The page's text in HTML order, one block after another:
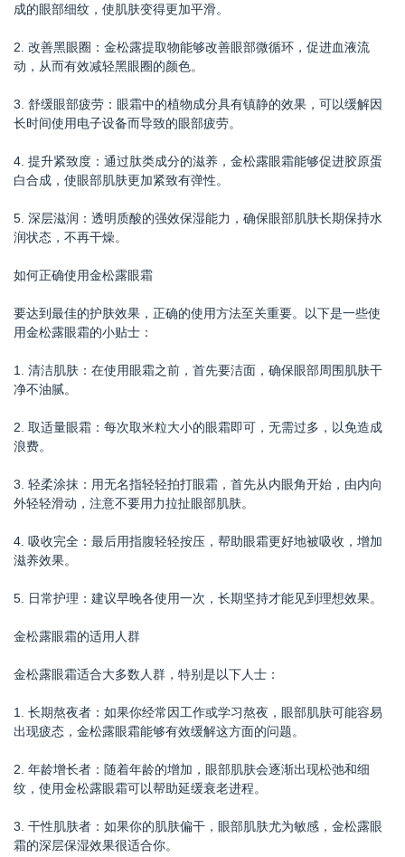
成的眼部细纹，使肌肤变得更加平滑。
2. 改善黑眼圈：金松露提取物能够改善眼部微循环，促进血液流
动，从而有效减轻黑眼圈的颜色。
3. 舒缓眼部疲劳：眼霜中的植物成分具有镇静的效果，可以缓解因
长时间使用电子设备而导致的眼部疲劳。
4. 提升紧致度：通过肽类成分的滋养，金松露眼霜能够促进胶原蛋
白合成，使眼部肌肤更加紧致有弹性。
5. 深层滋润：透明质酸的强效保湿能力，确保眼部肌肤长期保持水
润状态，不再干燥。
如何正确使用金松露眼霜
要达到最佳的护肤效果，正确的使用方法至关重要。以下是一些使
用金松露眼霜的小贴士：
1. 清洁肌肤：在使用眼霜之前，首先要洁面，确保眼部周围肌肤干
净不油腻。
2. 取适量眼霜：每次取米粒大小的眼霜即可，无需过多，以免造成
浪费。
3. 轻柔涂抹：用无名指轻轻拍打眼霜，首先从内眼角开始，由内向
外轻轻滑动，注意不要用力拉扯眼部肌肤。
4. 吸收完全：最后用指腹轻轻按压，帮助眼霜更好地被吸收，增加
滋养效果。
5. 日常护理：建议早晚各使用一次，长期坚持才能见到理想效果。
金松露眼霜的适用人群
金松露眼霜适合大多数人群，特别是以下人士：
1. 长期熬夜者：如果你经常因工作或学习熬夜，眼部肌肤可能容易
出现疲态，金松露眼霜能够有效缓解这方面的问题。
2. 年龄增长者：随着年龄的增加，眼部肌肤会逐渐出现松弛和细
纹，使用金松露眼霜可以帮助延缓衰老进程。
3. 干性肌肤者：如果你的肌肤偏干，眼部肌肤尤为敏感，金松露眼
霜的深层保湿效果很适合你。